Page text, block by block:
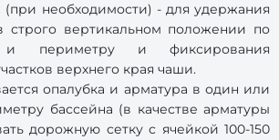
необходимости) - для удержания
строго вертикальном положении по
периметру и фиксирования
верхнего края чаши.
опалубка и арматура в один или
бассейна (в качестве арматуры
дорожную сетку с ячейкой 100-150